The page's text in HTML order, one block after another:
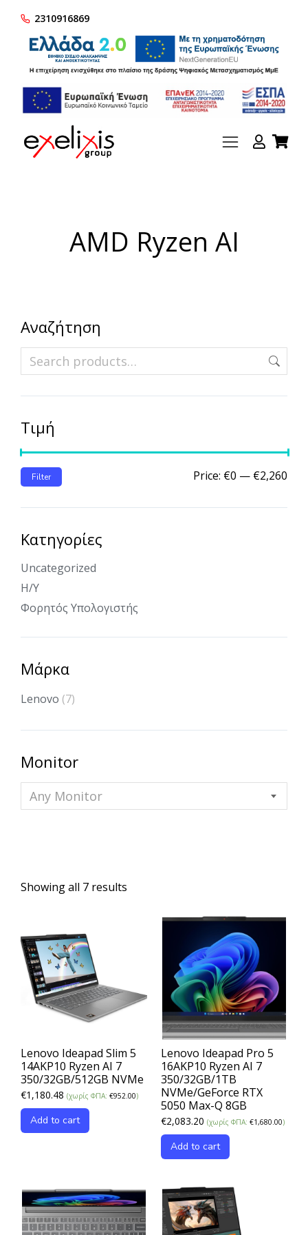
2310916869
AMD Ryzen AI
Αναζήτηση
Τιμή
Filter Price: €0 — €2,260
Κατηγορίες
Uncategorized
Η/Υ
Φορητός Υπολογιστής
Μάρκα
Lenovo (7)
Monitor
Any Monitor
Showing all 7 results
Lenovo Ideapad Slim 5
14AKP10 Ryzen AI 7
350/32GB/512GB NVMe
€1,180.48 (χωρίς ΦΠΑ: €952.00)
Add to cart
Lenovo Ideapad Pro 5
16AKP10 Ryzen AI 7
350/32GB/1TB
NVMe/GeForce RTX
5050 Max-Q 8GB
€2,083.20 (χωρίς ΦΠΑ: €1,680.00)
Add to cart